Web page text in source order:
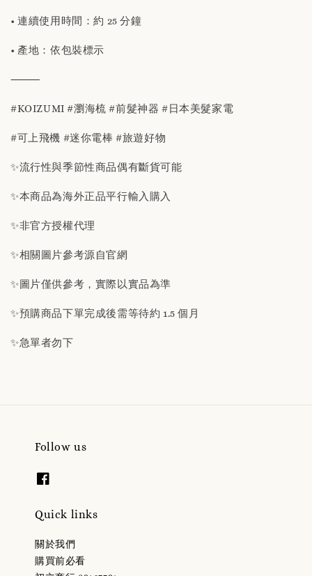
• 連續使用時間：約 25 分鐘
• 產地：依包裝標示
⸻
#KOIZUMI #瀏海梳 #前髮神器 #日本美髮家電
#可上飛機 #迷你電棒 #旅遊好物
✨流行性與季節性商品偶有斷貨可能
✨本商品為海外正品平行輸入購入
✨非官方授權代理
✨相關圖片參考源自官網
✨圖片僅供參考，實際以實品為準
✨預購商品下單完成後需等待約 1.5 個月
✨急單者勿下
Follow us
Quick links
關於我們
購買前必看